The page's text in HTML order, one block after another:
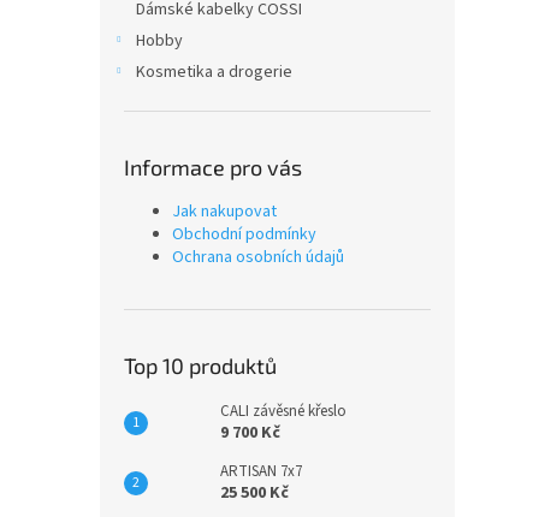
Dámské kabelky COSSI
Hobby
Kosmetika a drogerie
Informace pro vás
Jak nakupovat
Obchodní podmínky
Ochrana osobních údajů
Top 10 produktů
CALI závěsné křeslo
9 700 Kč
ARTISAN 7x7
25 500 Kč